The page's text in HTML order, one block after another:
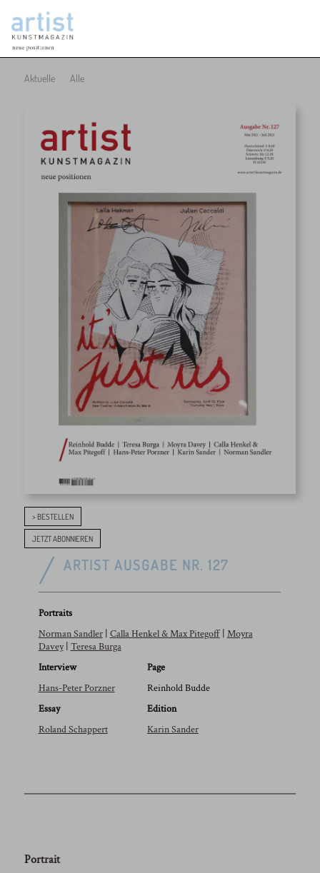
Aktuelle Alle
> BESTELLEN
JETZT ABONNIEREN
ARTIST AUSGABE NR. 127
Portraits
Norman Sandler| Calla Henkel & Max Pitegoff| Moyra
Davey| Teresa Burga
Interview
Hans-Peter Porzner
Page
Reinhold Budde
Essay
Roland Schappert
Edition
Karin Sander
Portrait